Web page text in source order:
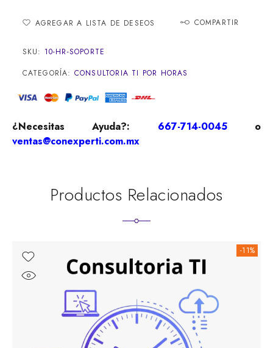
AGREGAR A LISTA DE DESEOS COMPARTIR
SKU: 10-HR-SOPORTE
CATEGORÍA: CONSULTORIA TI POR HORAS
¿Necesitas Ayuda?: 667-714-0045o
ventas@conexperti.com.mx
Productos Relacionados
-11%